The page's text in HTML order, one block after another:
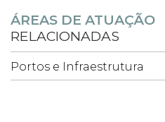
ÁREAS DE ATUAÇÃO
RELACIONADAS
Portos e Infraestrutura